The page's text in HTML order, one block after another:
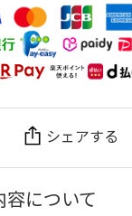
シェアする
について